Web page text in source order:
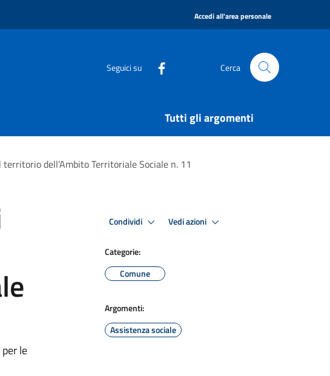
Accedi all'area personale
Seguici su Cerca
Tutti gli argomenti
dell’Ambito Territoriale Sociale n. 11
le
Condividi Vedi azioni
Categorie:
Comune
Argomenti:
Assistenza sociale